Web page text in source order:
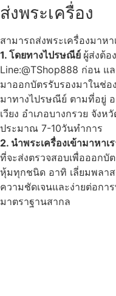
ส่งพระเครื่อง
สามารถส่งพระเครื่องมาห
1. โดยทางไปรษณีย์ ผู้ส่งต้อ
Line:@TShop888 ก่อน แ
มาออกบัตรรับรองมาในช่อ
มาทางไปรษณีย์ ตามที่อยู่
เวียง อำเภอบางกรวย จังห
ประมาณ 7-10วันทำการ
2. นำพระเครื่องเข้ามาหาเ
ที่จะส่งตรวจสอบเพื่อออกบั
หุ้มทุกชนิด อาทิ เลี่ยมพลา
ความชัดเจนและง่ายต่อก
มาตราฐานสากล